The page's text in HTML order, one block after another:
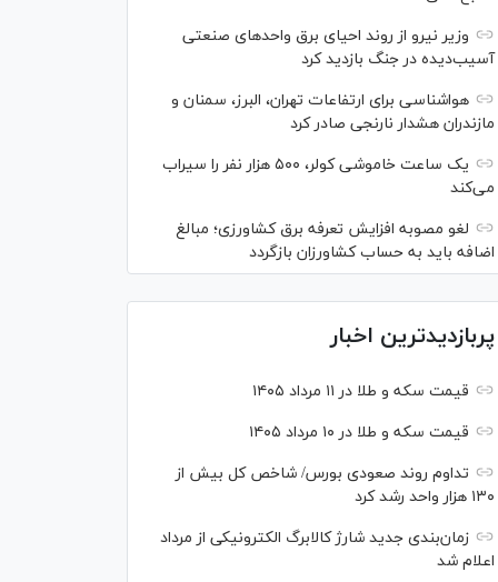
وزیر نیرو از روند احیای برق واحدهای صنعتی
آسیب‌دیده در جنگ بازدید کرد
هواشناسی برای ارتفاعات تهران، البرز، سمنان و
مازندران هشدار نارنجی صادر کرد
یک ساعت خاموشی کولر، ۵۰۰ هزار نفر را سیراب
می‌کند
لغو مصوبه افزایش تعرفه برق کشاورزی؛ مبالغ
اضافه باید به حساب کشاورزان بازگردد
پربازدیدترین اخبار
قیمت سکه و طلا در ۱۱ مرداد ۱۴۰۵
قیمت سکه و طلا در ۱۰ مرداد ۱۴۰۵
تداوم روند صعودی بورس/ شاخص کل بیش از
۱۳۰ هزار واحد رشد کرد
زمان‌بندی جدید شارژ کالابرگ الکترونیکی از مرداد
اعلام شد